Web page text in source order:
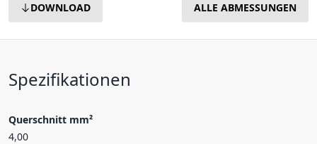
DOWNLOAD ALLE ABMESSUNGEN
Spezifikationen
Querschnitt mm²
4,00